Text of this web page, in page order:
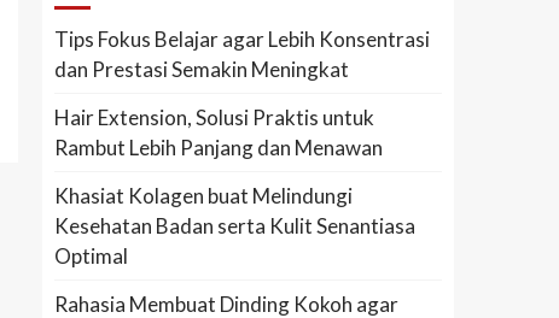
Tips Fokus Belajar agar Lebih Konsentrasi
dan Prestasi Semakin Meningkat
Hair Extension, Solusi Praktis untuk
Rambut Lebih Panjang dan Menawan
Khasiat Kolagen buat Melindungi
Kesehatan Badan serta Kulit Senantiasa
Optimal
Rahasia Membuat Dinding Kokoh agar